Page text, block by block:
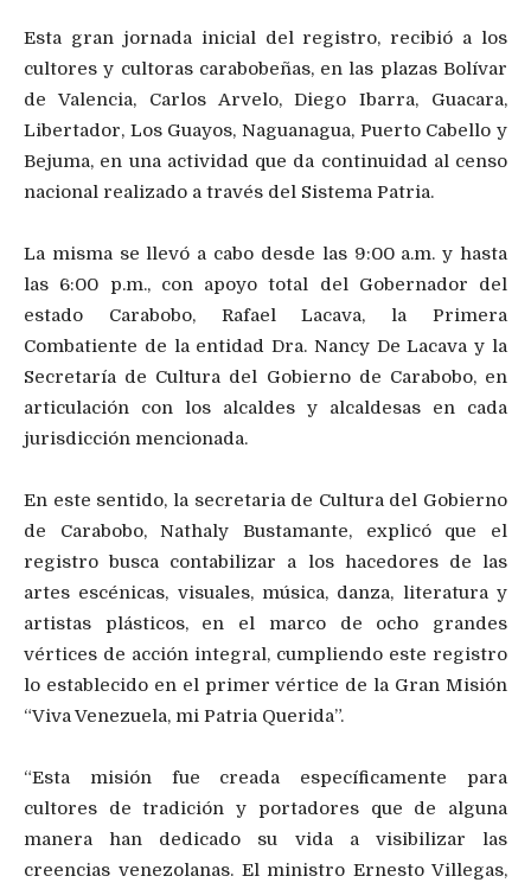
Esta gran jornada inicial del registro, recibió a los
cultores y cultoras carabobeñas, en las plazas Bolívar
de Valencia, Carlos Arvelo, Diego Ibarra, Guacara,
Libertador, Los Guayos, Naguanagua, Puerto Cabello y
Bejuma, en una actividad que da continuidad al censo
nacional realizado a través del Sistema Patria.
La misma se llevó a cabo desde las 9:00 a.m. y hasta
las 6:00 p.m., con apoyo total del Gobernador del
estado Carabobo, Rafael Lacava, la Primera
Combatiente de la entidad Dra. Nancy De Lacava y la
Secretaría de Cultura del Gobierno de Carabobo, en
articulación con los alcaldes y alcaldesas en cada
jurisdicción mencionada.
En este sentido, la secretaria de Cultura del Gobierno
de Carabobo, Nathaly Bustamante, explicó que el
registro busca contabilizar a los hacedores de las
artes escénicas, visuales, música, danza, literatura y
artistas plásticos, en el marco de ocho grandes
vértices de acción integral, cumpliendo este registro
lo establecido en el primer vértice de la Gran Misión
“Viva Venezuela, mi Patria Querida”.
“Esta misión fue creada específicamente para
cultores de tradición y portadores que de alguna
manera han dedicado su vida a visibilizar las
creencias venezolanas. El ministro Ernesto Villegas,